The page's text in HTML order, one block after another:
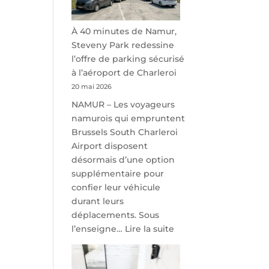
À 40 minutes de Namur,
Steveny Park redessine
l’offre de parking sécurisé
à l’aéroport de Charleroi
20 mai 2026
NAMUR – Les voyageurs
namurois qui empruntent
Brussels South Charleroi
Airport disposent
désormais d’une option
supplémentaire pour
confier leur véhicule
durant leurs
déplacements. Sous
l’enseigne… Lire la suite